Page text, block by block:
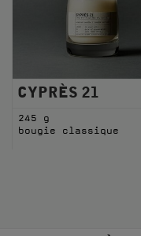
CYPRÈS 21
245 g
bougie classique